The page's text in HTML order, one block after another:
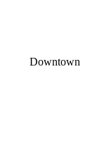
Downtown